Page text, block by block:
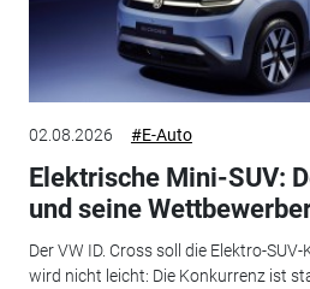
02.08.2026 #E-Auto
Elektrische Mini-SUV:
und seine
Der VW ID. Cross soll die Elektro-
wird nicht leicht: Die Konkurrenz ist